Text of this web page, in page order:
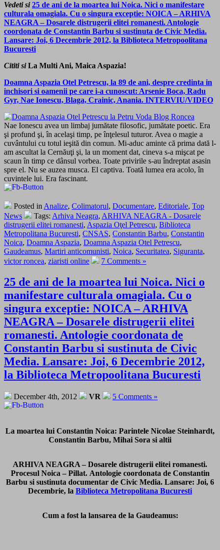
Vedeti si 25 de ani de la moartea lui Noica. Nici o manifestare
culturala omagiala. Cu o singura exceptie: NOICA – ARHIVA
NEAGRA – Dosarele distrugerii elitei romanesti. Antologie
coordonata de Constantin Barbu si sustinuta de Civic Media.
Lansare: Joi, 6 Decembrie 2012, la Biblioteca Metropoolitana
Bucuresti
Cititi siLa Multi Ani, Maica Aspazia!
Doamna Aspazia Otel Petrescu, la 89 de ani, despre credinta in
inchisori si oamenii pe care i-a cunoscut: Arsenie Boca, Radu
Gyr, Nae Ionescu, Blaga, Crainic, Anania. INTERVIU/VIDEO
Nae Ionescu avea un limbaj jumătate filosofic, jumătate poetic. Era
şi profund şi, în acelaşi timp, pe înţelesul tuturor. Avea o magie a
cuvântului cu totul ieşită din comun. Mi-aduc aminte că prima dată l-
am ascultat la Cernăuţi şi, la un moment dat, cineva s-a mişcat pe
scaun în timp ce dânsul vorbea. Toate privirile s-au îndreptat asasin
spre el. Nu se auzea musca. El captiva. Toată lumea era acolo, în
cuvintele lui. Era fascinant.
Posted in Analize, Colimatorul, Documentare, Editoriale, Top
News
Tags: Arhiva Neagra, ARHIVA NEAGRA - Dosarele
distrugerii elitei romanesti, Aspazia Oţel Petrescu, Biblioteca
Metropolitana Bucuresti, CNSAS, Constantin Barbu, Constantin
Noica, Doamna Aspazia, Doamna Aspazia Otel Petrescu,
Gaudeamus, Martiri anticomunisti, Noica, Securitatea, Siguranta,
victor roncea, ziaristi online 7 Comments »
25 de ani de la moartea lui Noica. Nici o
manifestare culturala omagiala. Cu o
singura exceptie: NOICA – ARHIVA
NEAGRA – Dosarele distrugerii elitei
romanesti. Antologie coordonata de
Constantin Barbu si sustinuta de Civic
Media. Lansare: Joi, 6 Decembrie 2012,
la Biblioteca Metropoolitana Bucuresti
December 4th, 2012 VR 5 Comments »
La moartea lui Constantin Noica: Parintele Nicolae Steinhardt,
Constantin Barbu, Mihai Sora si altii
ARHIVA NEAGRA – Dosarele distrugerii elitei romanesti.
Procesul Noica – Pillat. Antologie coordonata de Constantin
Barbu si sustinuta documentar de Civic Media. Lansare: Joi, 6
Decembrie, la Biblioteca Metropolitana Bucuresti
Cum a fost la lansarea de la Gaudeamus: